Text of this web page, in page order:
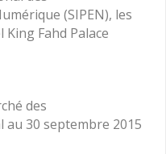
(SIPEN), les
King Fahd Palace
des
au 30 septembre 2015